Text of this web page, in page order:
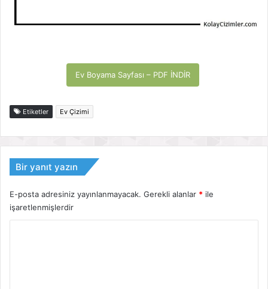
Ev Boyama Sayfası – PDF İNDİR
Etiketler Ev Çizimi
Bir yanıt yazın
E-posta adresiniz yayınlanmayacak. Gerekli alanlar * ile
işaretlenmişlerdir